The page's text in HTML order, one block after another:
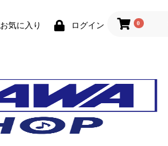
お気に入り ログイン 0